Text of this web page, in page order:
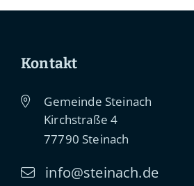
Kontakt
Gemeinde Steinach
Kirchstraße 4
77790 Steinach
info@steinach.de